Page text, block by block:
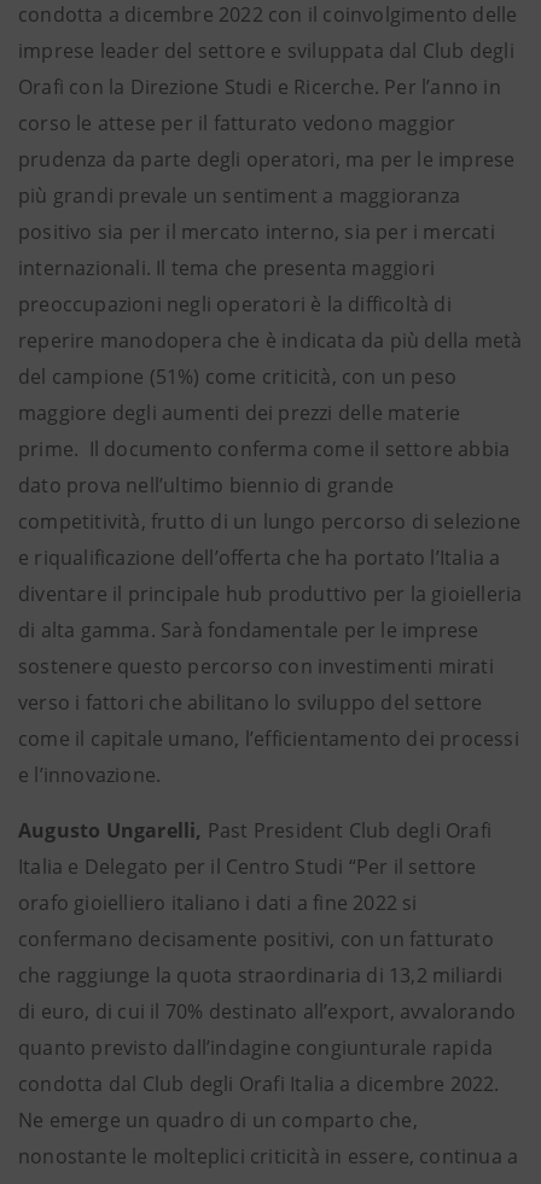
condotta a dicembre 2022 con il coinvolgimento delle
imprese leader del settore e sviluppata dal Club degli
Orafi con la Direzione Studi e Ricerche. Per l’anno in
corso le attese per il fatturato vedono maggior
prudenza da parte degli operatori, ma per le imprese
più grandi prevale un sentiment a maggioranza
positivo sia per il mercato interno, sia per i mercati
internazionali. Il tema che presenta maggiori
preoccupazioni negli operatori è la difficoltà di
reperire manodopera che è indicata da più della metà
del campione (51%) come criticità, con un peso
maggiore degli aumenti dei prezzi delle materie
prime. Il documento conferma come il settore abbia
dato prova nell’ultimo biennio di grande
competitività, frutto di un lungo percorso di selezione
e riqualificazione dell’offerta che ha portato l’Italia a
diventare il principale hub produttivo per la gioielleria
di alta gamma. Sarà fondamentale per le imprese
sostenere questo percorso con investimenti mirati
verso i fattori che abilitano lo sviluppo del settore
come il capitale umano, l’efficientamento dei processi
e l’innovazione.
Augusto Ungarelli, Past President Club degli Orafi
Italia e Delegato per il Centro Studi “Per il settore
orafo gioielliero italiano i dati a fine 2022 si
confermano decisamente positivi, con un fatturato
che raggiunge la quota straordinaria di 13,2 miliardi
di euro, di cui il 70% destinato all’export, avvalorando
quanto previsto dall’indagine congiunturale rapida
condotta dal Club degli Orafi Italia a dicembre 2022.
Ne emerge un quadro di un comparto che,
nonostante le molteplici criticità in essere, continua a